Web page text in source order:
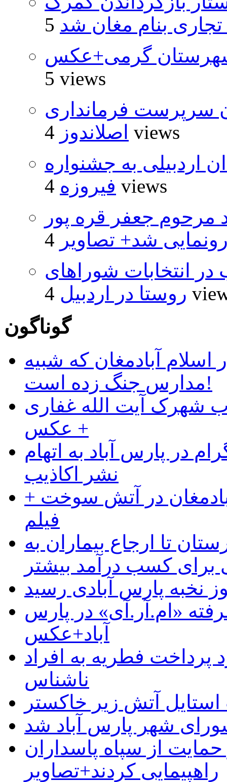
تجاری بنام مغان شد
گرمی+عکس
5 views
سرپرست فرمانداری
اصلاندوز 4 views
اثر هنرمندان اردبیلی به جشنواره
فیروزه 4 views
مرحوم جعفر قره پور
شد+ تصاویر
۵۰۰۰ داوطلب در انتخابات شوراهای
روستا در اردبیل 4
گوناگون
آبادمغان که شبیه
مدارس جنگ زده است!
شهرک آیت الله غفاری
+ عکس
در پارس آباد به اتهام
نشر اکاذیب
در آتش سوخت +
فیلم
تا ارجاع بیماران به
کسب درآمد بیشتر
نخبه پارس آبادی رسید
«ام.آر.آی» در پارس
آباد+عکس
پرداخت فطریه به افراد
ناشناس
آتش زیر خاکستر
شهر پارس آباد شد
از سپاه پاسداران
راهپیمایی کردند+تصاویر